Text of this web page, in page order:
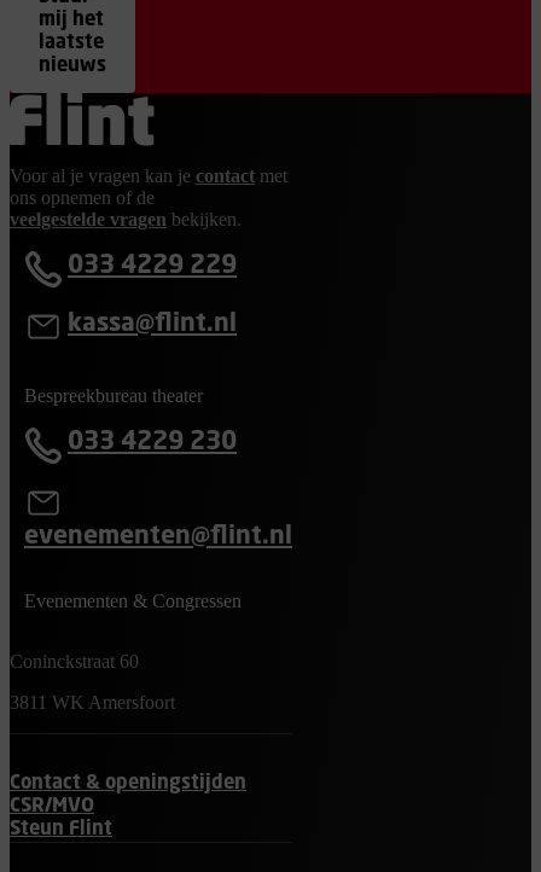
mij het
laatste
nieuws
Ga terug naar de homepage
Voor al je vragen kan je contact met
ons opnemen of de
veelgestelde vragen bekijken.
033 4229 229
kassa@flint.nl
Bespreekbureau theater
033 4229 230
evenementen@flint.nl
Evenementen & Congressen
Coninckstraat 60
3811 WK Amersfoort
Contact & openingstijden
CSR/MVO
Steun Flint